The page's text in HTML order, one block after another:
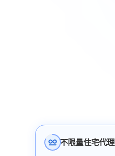
不限量住宅代理